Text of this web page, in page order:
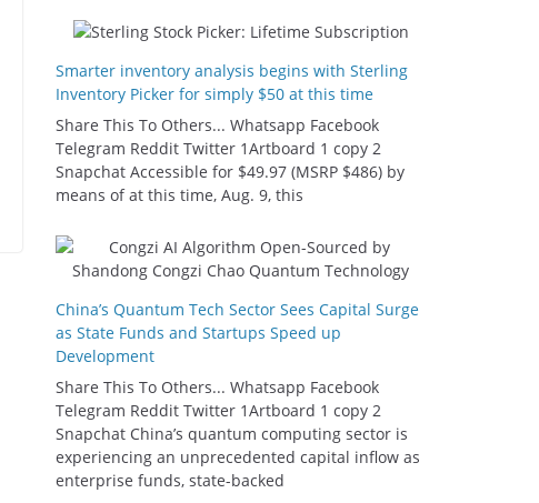
Smarter inventory analysis begins with Sterling
Inventory Picker for simply $50 at this time
Share This To Others... Whatsapp Facebook
Telegram Reddit Twitter 1Artboard 1 copy 2
Snapchat Accessible for $49.97 (MSRP $486) by
means of at this time, Aug. 9, this
China’s Quantum Tech Sector Sees Capital Surge
as State Funds and Startups Speed up
Development
Share This To Others... Whatsapp Facebook
Telegram Reddit Twitter 1Artboard 1 copy 2
Snapchat China’s quantum computing sector is
experiencing an unprecedented capital inflow as
enterprise funds, state-backed